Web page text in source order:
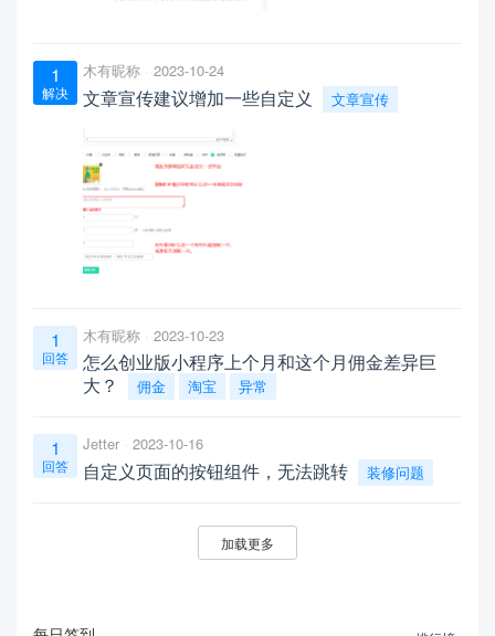
1
解决
木有昵称 2023-10-24
文章宣传建议增加一些自定义 文章宣传
1
回答
木有昵称 2023-10-23
怎么创业版小程序上个月和这个月佣金差异巨
大？
佣金 淘宝 异常
1
回答
Jetter 2023-10-16
自定义页面的按钮组件，无法跳转 装修问题
加载更多